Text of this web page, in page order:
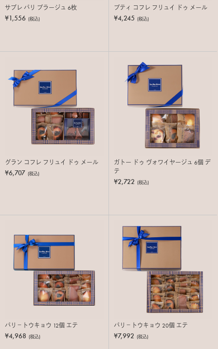
サブレ パリ プラージュ 6枚
¥1,556 (税込)
プティ コフレ フリュイ ドゥ メール
¥4,245 (税込)
グラン コフレ フリュイ ドゥ メール
¥6,707 (税込)
ガトー ドゥ ヴォワイヤージュ 6個 デ
テ
¥2,722 (税込)
パリ－トウキョウ 12個 エテ
¥4,968 (税込)
パリ－トウキョウ 20個 エテ
¥7,992 (税込)